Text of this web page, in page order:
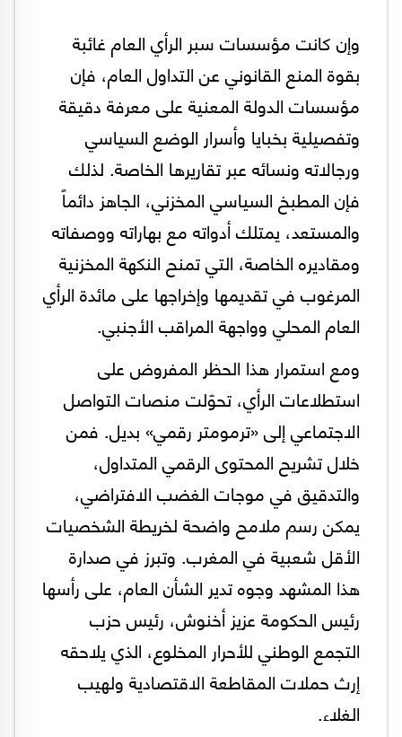
وإن كانت مؤسسات سبر الرأي العام غائبة
بقوة المنع القانوني عن التداول العام، فإن
مؤسسات الدولة المعنية على معرفة دقيقة
وتفصيلية بخبايا وأسرار الوضع السياسي
ورجالاته ونسائه عبر تقاريرها الخاصة. لذلك
فإن المطبخ السياسي المخزني، الجاهز دائماً
والمستعد، يمتلك أدواته مع بهاراته ووصفاته
ومقاديره الخاصة، التي تمنح النكهة المخزنية
المرغوب في تقديمها وإخراجها على مائدة الرأي
العام المحلي وواجهة المراقب الأجنبي.
ومع استمرار هذا الحظر المفروض على
استطلاعات الرأي، تحوّلت منصات التواصل
الاجتماعي إلى «ترمومتر رقمي» بديل. فمن
خلال تشريح المحتوى الرقمي المتداول،
والتدقيق في موجات الغضب الافتراضي،
يمكن رسم ملامح واضحة لخريطة الشخصيات
الأقل شعبية في المغرب. وتبرز في صدارة
هذا المشهد وجوه تدير الشأن العام، على رأسها
رئيس الحكومة عزيز أخنوش، رئيس حزب
التجمع الوطني للأحرار المخلوع، الذي يلاحقه
إرث حملات المقاطعة الاقتصادية ولهيب
الغلاء.